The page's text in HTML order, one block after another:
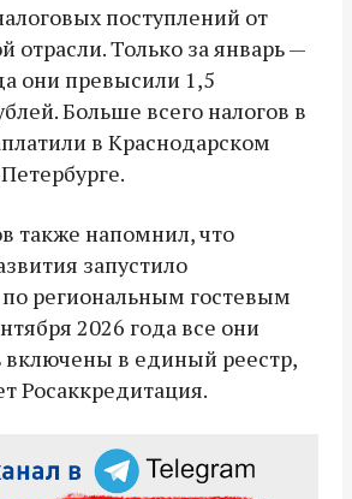
поступлений от
отрасли. Только за январь —
они превысили 1,5
Больше всего налогов в
в Краснодарском
также напомнил, что
запустило
региональным гостевым
2026 года все они
в единый реестр,
Росаккредитация.